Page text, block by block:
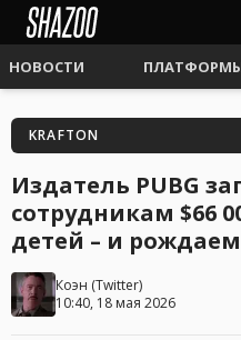
НОВОСТИ
KRAFTON
Издатель PUBG
сотрудникам $66
детей – и
Коэн (Twitter)
10:40, 18 мая 2026